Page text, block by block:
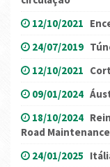
12/10/2021
24/07/2019
12/10/2021
09/01/2024
18/10/2024
Road Maintenance
24/01/2025